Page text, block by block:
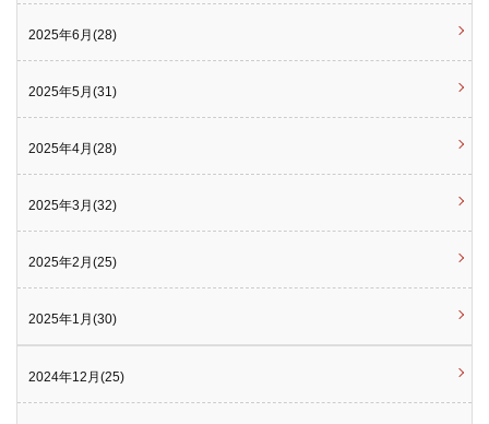
2025年6月(28)
2025年5月(31)
2025年4月(28)
2025年3月(32)
2025年2月(25)
2025年1月(30)
2024年12月(25)